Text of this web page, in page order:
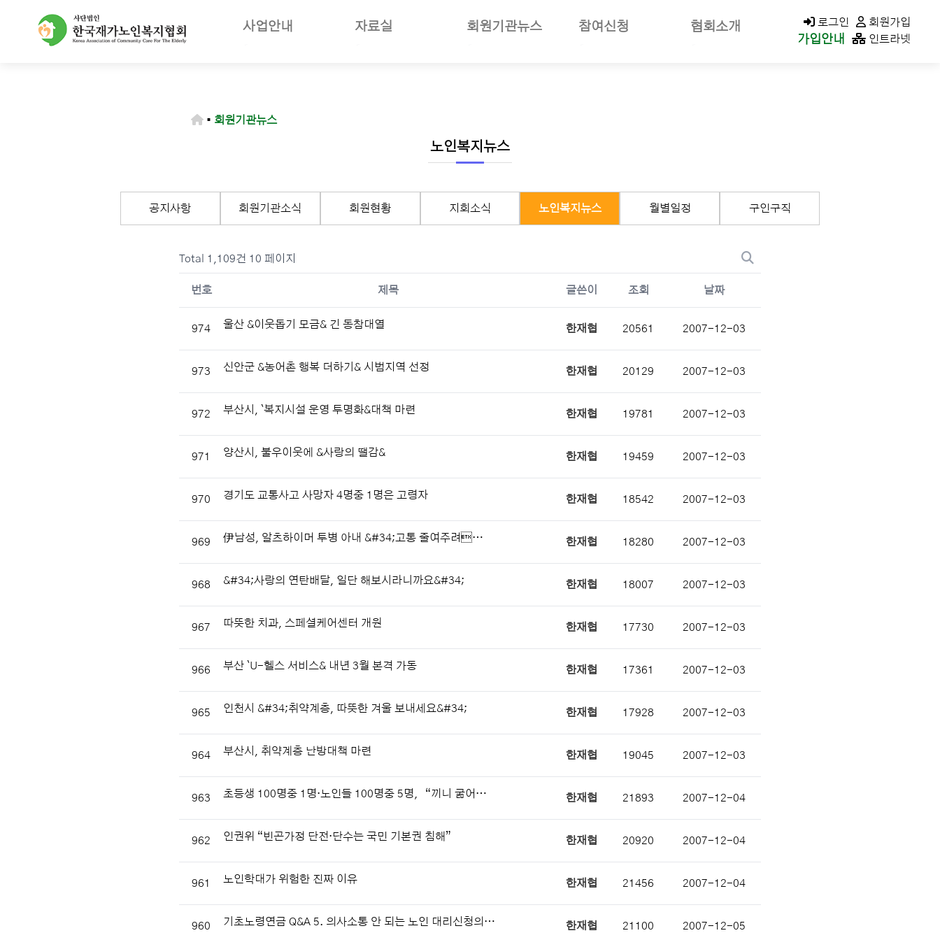
사업안내
등급판정기준및절차안내
자료실
서식자료
도서자료
회원기관뉴스
노인복지뉴스
월별일정
구인구직
참여신청 협회소개
조직구성/조직도
KACOLD MALL 로그인 회원가입
가입안내 인트라넷
▪ 회원기관뉴스
노인복지뉴스
공지사항 회원기관소식 회원현황 지회소식 노인복지뉴스 월별일정 구인구직
Total 1,109건 10 페이지
번호 제목 글쓴이 조회 날짜
974 울산 &이웃돕기 모금& 긴 동참대열 한재협 20561 2007-12-03
973 신안군 &농어촌 행복 더하기& 시범지역 선정 한재협 20129 2007-12-03
972 부산시, `복지시설 운영 투명화&대책 마련 한재협 19781 2007-12-03
971 양산시, 불우이웃에 &사랑의 땔감& 한재협 19459 2007-12-03
970 경기도 교통사고 사망자 4명중 1명은 고령자 한재협 18542 2007-12-03
969 伊남성, 알츠하이머 투병 아내 &#34;고통 줄여주려… 한재협 18280 2007-12-03
968 &#34;사랑의 연탄배달, 일단 해보시라니까요&#34; 한재협 18007 2007-12-03
967 따뜻한 치과, 스페셜케어센터 개원 한재협 17730 2007-12-03
966 부산 `U-헬스 서비스& 내년 3월 본격 가동 한재협 17361 2007-12-03
965 인천시 &#34;취약계층, 따뜻한 겨울 보내세요&#34; 한재협 17928 2007-12-03
964 부산시, 취약계층 난방대책 마련 한재협 19045 2007-12-03
963 초등생 100명중 1명·노인들 100명중 5명，“끼니 굶어… 한재협 21893 2007-12-04
962 인권위 “빈곤가정 단전·단수는 국민 기본권 침해” 한재협 20920 2007-12-04
961 노인학대가 위험한 진짜 이유 한재협 21456 2007-12-04
960 기초노령연금 Q&A 5. 의사소통 안 되는 노인 대리신청의… 한재협 21100 2007-12-05